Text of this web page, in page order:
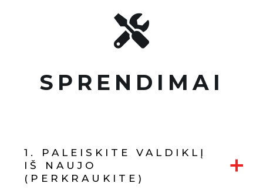

SPRENDIMAI
1. PALEISKITE VALDIKLĮ
IŠ NAUJO
(PERKRAUKITE)
+